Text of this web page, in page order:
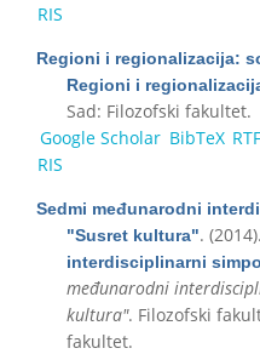
RIS
Regioni i regionalizacija:
Regioni i
Sad: Filozofski fakultet.
Google Scholar BibTeX RTF
RIS
Sedmi međunarodni
"Susret kultura". (2014).
interdisciplinarni
međunarodni
kultura". Filozofski
fakultet.